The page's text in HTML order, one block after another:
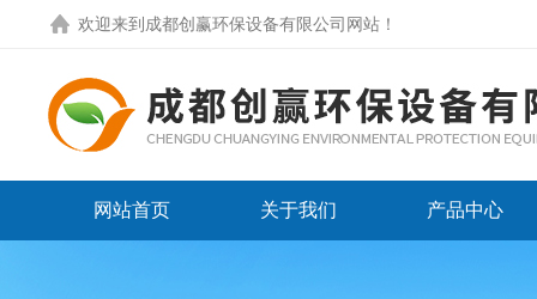
欢迎来到 成都创赢环保设备有限公司网站 ！
网站首页 关于我们 产品中心